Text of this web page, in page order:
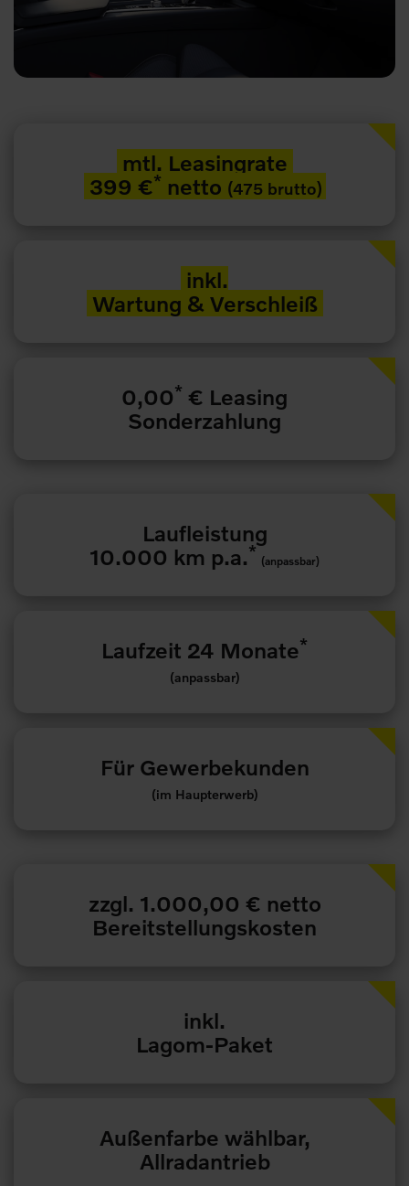
mtl. Leasingrate
399 €* netto (475 brutto)
inkl.
Wartung & Verschleiß
0,00* € Leasing
Sonderzahlung
Laufleistung
10.000 km p.a.*
(anpassbar)
Laufzeit 24 Monate*
(anpassbar)
Für Gewerbekunden
(im Haupterwerb)
zzgl. 1.000,00 € netto
Bereitstellungskosten
inkl.
Lagom-Paket
Außenfarbe wählbar,
Allradantrieb